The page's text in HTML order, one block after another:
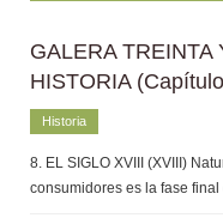
GALERA TREINTA
HISTORIA
Historia
8. EL SIGLO XVIII (XVIII)
consumidores es la fase